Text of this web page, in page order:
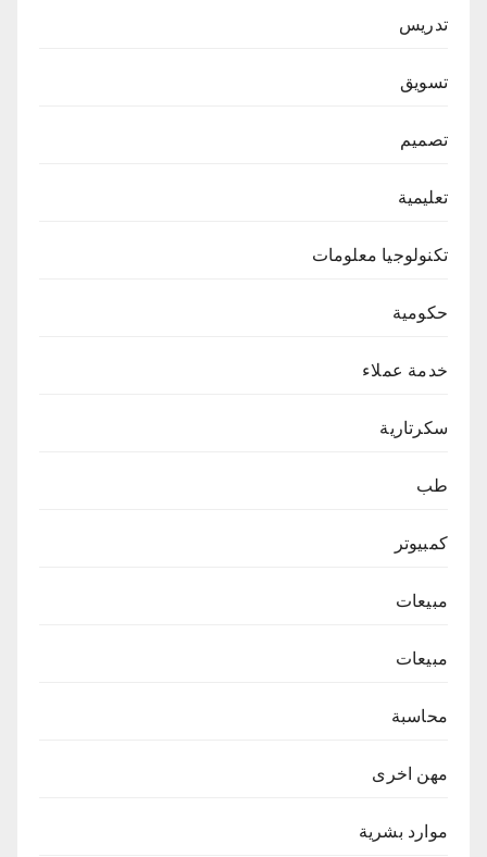
تدريس
تسويق
تصميم
تعليمية
تكنولوجيا معلومات
حكومية
خدمة عملاء
سكرتارية
طب
كمبيوتر
مبيعات
مبيعات
محاسبة
مهن اخرى
موارد بشرية